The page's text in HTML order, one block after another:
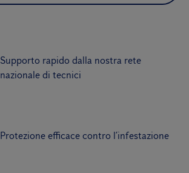
Supporto rapido dalla nostra rete
nazionale di tecnici
Protezione efficace contro l’infestazione